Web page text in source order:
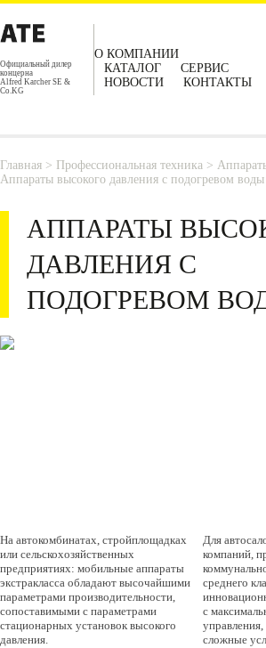
Официальный дилер
концерна
Alfred Karcher SE &
Co.KG
О КОМПАНИИ
КАТАЛОГ
СЕРВИС
НОВОСТИ
КОНТАКТЫ
Главная > Профессиональная техника >
Аппараты высокого давления с подогревом воды
АППАРАТЫ
ДАВЛЕНИЯ С
ПОДОГРЕВОМ
На автокомбинатах, стройплощадках
или сельскохозяйственных
предприятиях: мобильные аппараты
экстракласса обладают высочайшими
параметрами производительности,
сопоставимыми с параметрами
стационарных установок высокого
давления.
Для
компаний,
среднего
с
сложные